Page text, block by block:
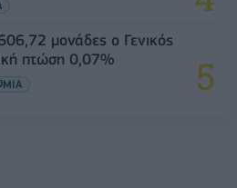
μονάδες ο Γενικός
πτώση 0,07%